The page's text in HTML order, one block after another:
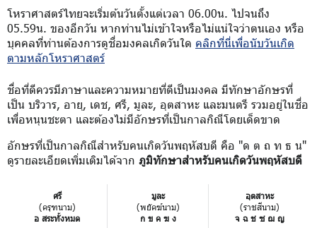
โหราศาสตร์ไทยจะเริ่มต้นวันตั้งแต่เวลา 06.00น. ไปจนถึง
05.59น. ของอีกวัน หากท่านไม่เข้าใจหรือไม่แน่ใจว่าตนเอง หรือ
บุคคลที่ท่านต้องการดูชื่อมงคลเกิดวันใด คลิกที่นี่เพื่อนับวันเกิด
ตามหลักโหราศาสตร์
ชื่อที่ดีควรมีภาษาและความหมายที่ดีเป็นมงคล มีทักษาอักษรที่
เป็น บริวาร, อายุ, เดช, ศรี, มูละ, อุตสาหะ และมนตรี รวมอยู่ในชื่อ
เพื่อหนุนชะตา และต้องไม่มีอักษรที่เป็นกาลกิณีโดยเด็ดขาด
อักษรที่เป็นกาลกิณีสำหรับคนเกิดวันพฤหัสบดี คือ "ด ต ถ ท ธ น"
ดูรายละเอียดเพิ่มเติมได้จาก ภูมิทักษาสำหรับคนเกิดวันพฤหัสบดี
ศรี
(ครุฑนาม)
อ สระทั้งหมด
มูละ
(พยัคฆ์นาม)
ก ข ค ฆ ง
อุตสาหะ
(ราชสีนาม)
จ ฉ ช ซ ฌ ญ